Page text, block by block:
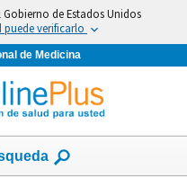
de Estados Unidos
puede verificarlo
de Medicina